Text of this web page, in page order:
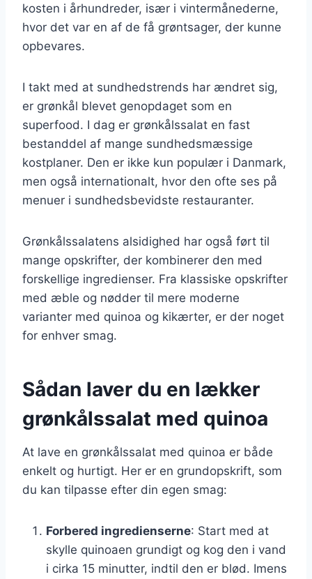
kosten i århundreder, især i vintermånederne,
hvor det var en af de få grøntsager, der kunne
opbevares.
I takt med at sundhedstrends har ændret sig,
er grønkål blevet genopdaget som en
superfood. I dag er grønkålssalat en fast
bestanddel af mange sundhedsmæssige
kostplaner. Den er ikke kun populær i Danmark,
men også internationalt, hvor den ofte ses på
menuer i sundhedsbevidste restauranter.
Grønkålssalatens alsidighed har også ført til
mange opskrifter, der kombinerer den med
forskellige ingredienser. Fra klassiske opskrifter
med æble og nødder til mere moderne
varianter med quinoa og kikærter, er der noget
for enhver smag.
Sådan laver du en lækker
grønkålssalat med quinoa
At lave en grønkålssalat med quinoa er både
enkelt og hurtigt. Her er en grundopskrift, som
du kan tilpasse efter din egen smag:
Forbered ingredienserne: Start med at
skylle quinoaen grundigt og kog den i vand
i cirka 15 minutter, indtil den er blød. Imens